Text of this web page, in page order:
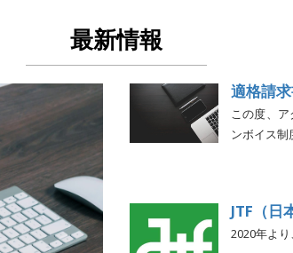
最新情報
適格請
この度、
ンボイス
JTF（日
2020年よ